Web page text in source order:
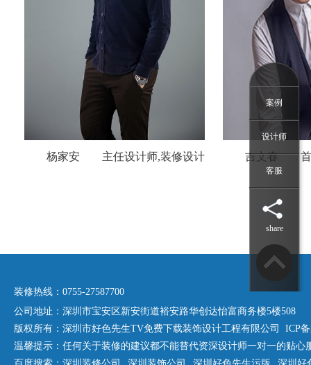
杨家安 主任设计师,装修设计
师,室内装修设计师,软装设计师,设计
师招聘,设计师网站
吉文春 首席
师,装修设计师,
师,平面设
装修热线：0755-27587700
公司地址：深圳市宝安区新安街道裕安路华创达怡富商务楼5楼508
版权所有：深圳市好色先生TV免费下载装饰设计工程有限公司 ICP备案
温馨提示：任何关于装修的建议都不能替代资深设计师一对一的贴心服
案例
设计师
客服
share